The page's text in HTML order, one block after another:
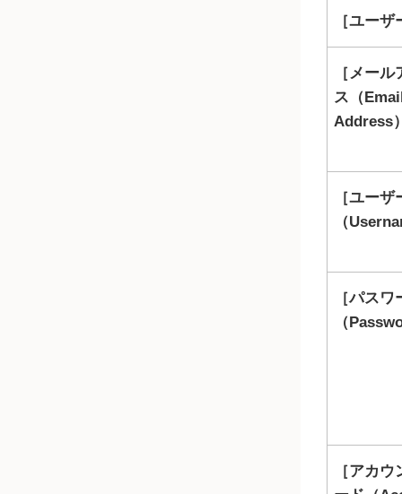
ユーザ
メール
ス（
Address
ユーザ
（
パスワ
（
アカウ